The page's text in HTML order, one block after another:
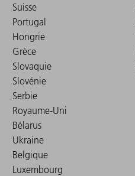
Suisse
Portugal
Hongrie
Grèce
Slovaquie
Slovénie
Serbie
Royaume-Uni
Bélarus
Ukraine
Belgique
Luxembourg